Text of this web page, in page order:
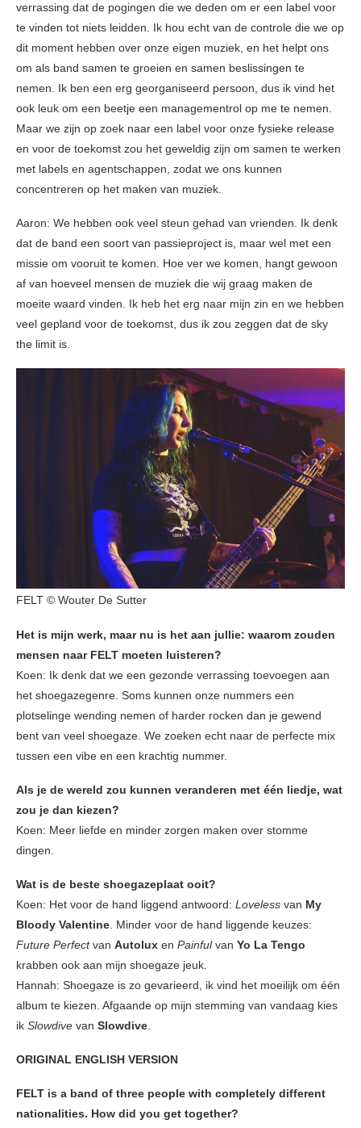
verrassing dat de pogingen die we deden om er een label voor
te vinden tot niets leidden. Ik hou echt van de controle die we op
dit moment hebben over onze eigen muziek, en het helpt ons
om als band samen te groeien en samen beslissingen te
nemen. Ik ben een erg georganiseerd persoon, dus ik vind het
ook leuk om een beetje een managementrol op me te nemen.
Maar we zijn op zoek naar een label voor onze fysieke release
en voor de toekomst zou het geweldig zijn om samen te werken
met labels en agentschappen, zodat we ons kunnen
concentreren op het maken van muziek.
Aaron: We hebben ook veel steun gehad van vrienden. Ik denk
dat de band een soort van passieproject is, maar wel met een
missie om vooruit te komen. Hoe ver we komen, hangt gewoon
af van hoeveel mensen de muziek die wij graag maken de
moeite waard vinden. Ik heb het erg naar mijn zin en we hebben
veel gepland voor de toekomst, dus ik zou zeggen dat de sky
the limit is.
FELT © Wouter De Sutter
Het is mijn werk, maar nu is het aan jullie: waarom zouden
mensen naar FELT moeten luisteren?
Koen: Ik denk dat we een gezonde verrassing toevoegen aan
het shoegazegenre. Soms kunnen onze nummers een
plotselinge wending nemen of harder rocken dan je gewend
bent van veel shoegaze. We zoeken echt naar de perfecte mix
tussen een vibe en een krachtig nummer.
Als je de wereld zou kunnen veranderen met één liedje, wat
zou je dan kiezen?
Koen: Meer liefde en minder zorgen maken over stomme
dingen.
Wat is de beste shoegazeplaat ooit?
Koen: Het voor de hand liggend antwoord: Loveless van My
Bloody Valentine . Minder voor de hand liggende keuzes:
Future Perfectvan Autolux en Painfulvan Yo La Tengo
krabben ook aan mijn shoegaze jeuk.
Hannah: Shoegaze is zo gevarieerd, ik vind het moeilijk om één
album te kiezen. Afgaande op mijn stemming van vandaag kies
ik Slowdive van Slowdive
ORIGINAL ENGLISH VERSION
FELT is a band of three people with completely different
nationalities. How did you get together?